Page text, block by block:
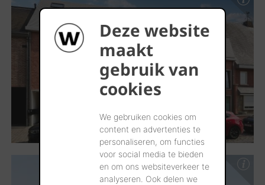
Deze website
maakt
gebruik van
cookies
We gebruiken cookies om
content en advertenties te
personaliseren, om functies
voor social media te bieden
en om ons websiteverkeer te
analyseren. Ook delen we